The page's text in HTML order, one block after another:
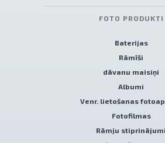
FOTO PRODUKTI
Baterijas
Rāmīši
dāvanu maisiņi
Albumi
Venr. lietošanas
Fotofilmas
Rāmju stiprinājumi